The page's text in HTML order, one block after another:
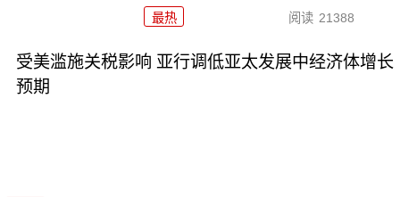
最热 阅读 21388
受美滥施关税影响 亚行调低亚太发展中经济体增长
预期